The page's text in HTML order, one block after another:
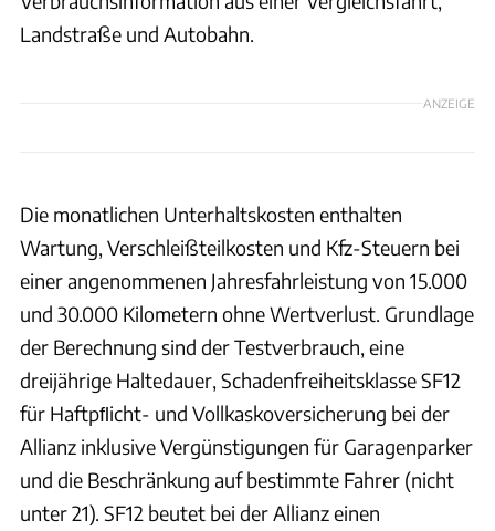
Landstraße und Autobahn.
ANZEIGE
Die monatlichen Unterhaltskosten enthalten
Wartung, Verschleißteilkosten und Kfz-Steuern bei
einer angenommenen Jahresfahrleistung von 15.000
und 30.000 Kilometern ohne Wertverlust. Grundlage
der Berechnung sind der Testverbrauch, eine
dreijährige Haltedauer, Schadenfreiheitsklasse SF12
für Haftpﬂicht- und Vollkaskoversicherung bei der
Allianz inklusive Vergünstigungen für Garagenparker
und die Beschränkung auf bestimmte Fahrer (nicht
unter 21). SF12 beutet bei der Allianz einen